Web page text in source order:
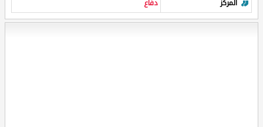
المركز
دفاع